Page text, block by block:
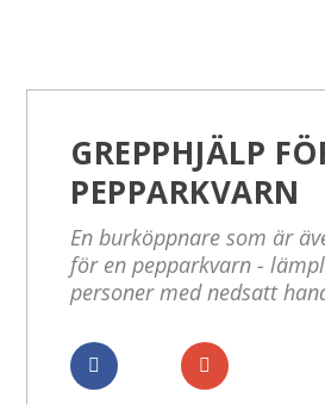
GREPPHJÄLP
PEPPARKVARN
En burköppnare som är
för en pepparkvarn -
personer med nedsatt